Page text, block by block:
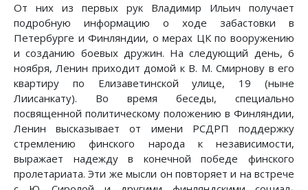
От них из первых рук Владимир Ильич получает
подробную информацию о ходе забастовки в
Петербурге и Финляндии, о мерах ЦК по вооружению
и созданию боевых дружин. На следующий день, 6
ноября, Ленин приходит домой к В. М. Смирнову в его
квартиру по Елизаветинской улице, 19 (ныне
Лиисанкату). Во время беседы, специально
посвященной политическому положению в Финляндии,
Ленин высказывает от имени РСДРП поддержку
стремлению финского народа к независимости,
выражает надежду в конечной победе финского
пролетариата. Эти же мысли он повторяет и на встрече